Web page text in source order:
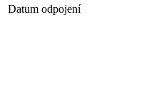
Datum odpojení